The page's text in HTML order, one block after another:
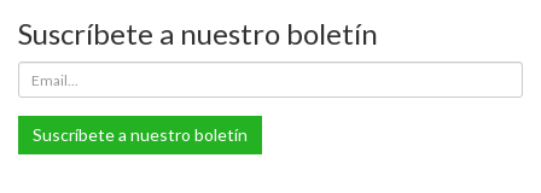
Suscríbete a nuestro boletín
Suscríbete a nuestro boletín